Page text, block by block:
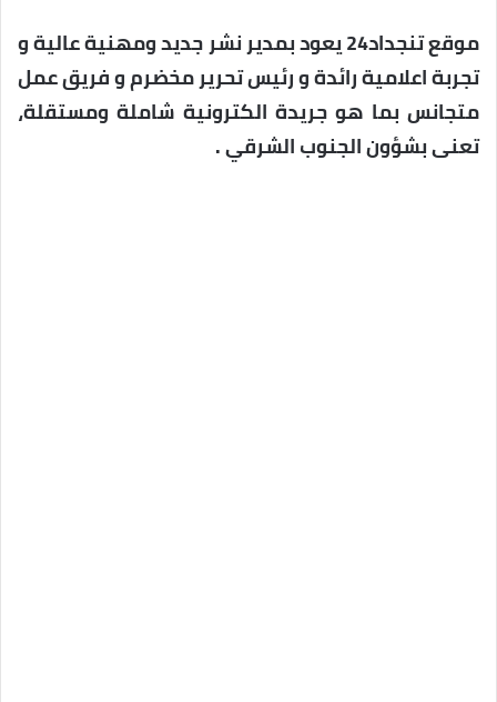
موقع تنجداد24 يعود بمدير نشر جديد ومهنية عالية و
تجربة اعلامية رائدة و رئيس تحرير مخضرم و فريق عمل
متجانس بما هو جريدة الكترونية شاملة ومستقلة،
تعنى بشؤون الجنوب الشرقي .